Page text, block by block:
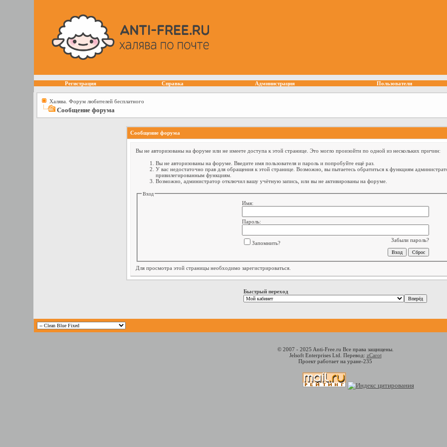
Регистрация Справка Администрация Пользователи
Халява. Форум любителей бесплатного
Сообщение форума
Сообщение форума
Вы не авторизованы на форуме или не имеете доступа к этой странице. Это могло произойти по одной из нескольких причин:
Вы не авторизованы на форуме. Введите имя пользователя и пароль и попробуйте ещё раз.
У вас недостаточно прав для обращения к этой странице. Возможно, вы пытаетесь обратиться к функциям
привилегированным функциям.
Возможно, администратор отключил вашу учётную запись, или вы не активированы на форуме.
Вход
Имя:
Пароль:
Забыли пароль?
Запомнить?
Для просмотра этой страницы необходимо зарегистрироваться.
Быстрый переход
© 2007 - 2025 Anti-Free.ru Все права защищены.
Jelsoft Enterprises Ltd. Перевод: zCarot
Проект работает на уране-235